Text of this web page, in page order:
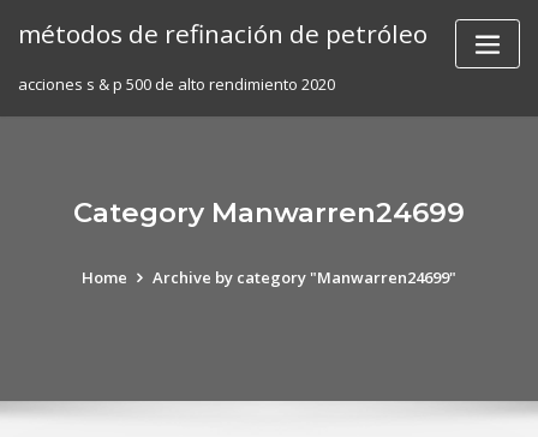
métodos de refinación de petróleo
acciones s & p 500 de alto rendimiento 2020
Category Manwarren24699
Home Archive by category "Manwarren24699"